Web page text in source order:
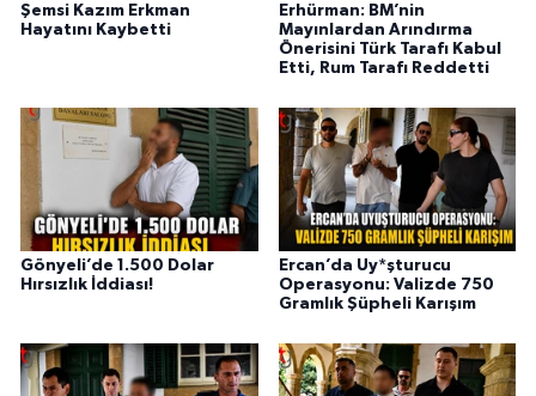
Şemsi Kazım Erkman
Hayatını Kaybetti
Erhürman: BM’nin
Mayınlardan Arındırma
Önerisini Türk Tarafı Kabul
Etti, Rum Tarafı Reddetti
Gönyeli’de 1.500 Dolar
Hırsızlık İddiası!
Ercan’da Uy*şturucu
Operasyonu: Valizde 750
Gramlık Şüpheli Karışım